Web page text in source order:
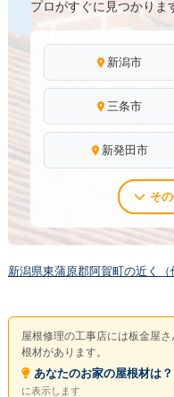
プロがすぐに見つかりま
新潟市
三条市
新発田市
そ
新潟県東蒲原郡阿賀町の近く
屋根修理の工事店には板金屋
根材があります。
あなたのお家の屋根材は？
に表示します